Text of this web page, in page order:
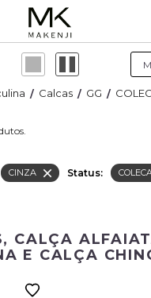
Calcas GG
CINZA Status:
CALÇA
E CALÇA